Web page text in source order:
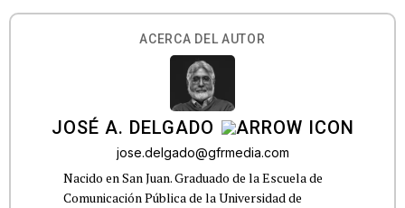
ACERCA DEL AUTOR
JOSÉ A. DELGADO
jose.delgado@gfrmedia.com
Nacido en San Juan. Graduado de la Escuela de
Comunicación Pública de la Universidad de